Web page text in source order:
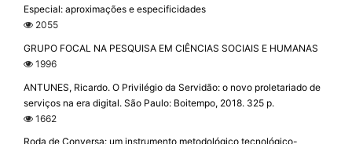
Especial: aproximações e especificidades
2055
GRUPO FOCAL NA PESQUISA EM CIÊNCIAS SOCIAIS E HUMANAS
1996
ANTUNES, Ricardo. O Privilégio da Servidão: o novo proletariado de
serviços na era digital. São Paulo: Boitempo, 2018. 325 p.
1662
Roda de Conversa: um instrumento metodológico tecnológico-